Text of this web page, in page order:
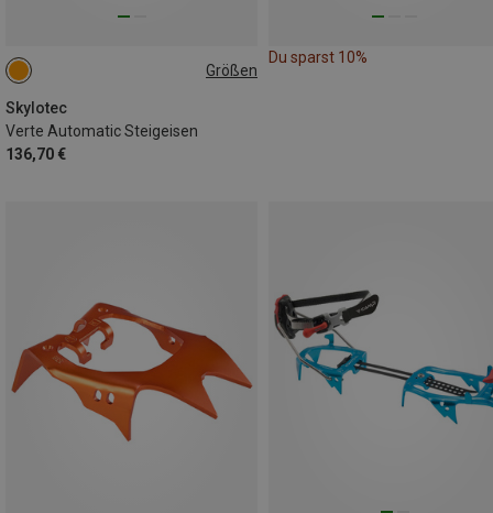
Größen
Skylotec
Verte Automatic Steigeisen
136,70 €
EU 36-44
Du sparst 10%